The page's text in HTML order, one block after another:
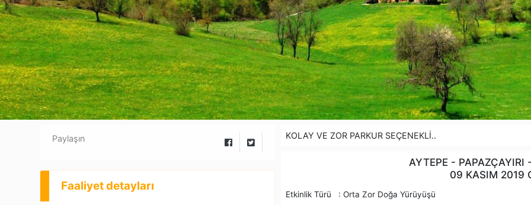
Paylaşın
Faaliyet detayları
KOLAY VE ZOR PARKUR SEÇENEKLİ..
AYTEPE - PAPAZÇAYIRI
09 KASIM 2019
Etkinlik Türü : Orta Zor Doğa Yürüyüşü